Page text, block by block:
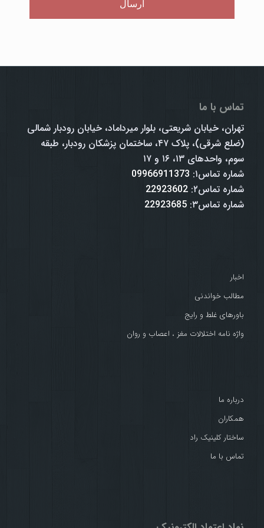
تماس با ما
تهران، خیابان شریعتی، بلوار میرداماد، خیابان رودبار شمالی
(ضلع شرقی)، پلاک ۴۷، ساختمان پزشکان رودبار، طبقه
سوم، واحدهای ۱۳، ۱۶ و ۱۷
شماره تماس۱:
09966911373
شماره تماس۲:
22923602
شماره تماس۳:
22923685
اخبار
مطالب خواندنی
باورهای غلط و رایج
واژه نامه اختلالات مغز ، اعصاب و روان
درباره ما
همکاران
ساختار کلینیک راد
تماس با ما